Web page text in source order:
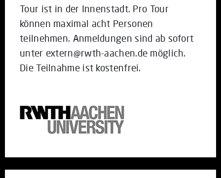
Tour ist in der Innenstadt. Pro Tour
können maximal acht Personen
teilnehmen. Anmeldungen sind ab sofort
unter extern@rwth-aachen.de möglich.
Die Teilnahme ist kostenfrei.